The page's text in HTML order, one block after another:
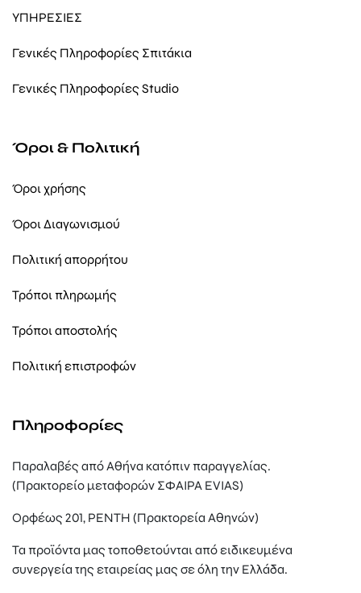
ΥΠΗΡΕΣΙΕΣ
Γενικές Πληροφορίες Σπιτάκια
Γενικές Πληροφορίες Studio
Όροι & Πολιτική
Όροι χρήσης
Όροι Διαγωνισμού
Πολιτική απορρήτου
Τρόποι πληρωμής
Τρόποι αποστολής
Πολιτική επιστροφών
Πληροφορίες
Παραλαβές από Αθήνα κατόπιν παραγγελίας.
(Πρακτορείο μεταφορών ΣΦΑΙΡΑ EVIAS)
Ορφέως 201, ΡΕΝΤΗ (Πρακτορεία Αθηνών)
Τα προϊόντα μας τοποθετούνται από ειδικευμένα
συνεργεία της εταιρείας μας σε όλη την Ελλάδα.